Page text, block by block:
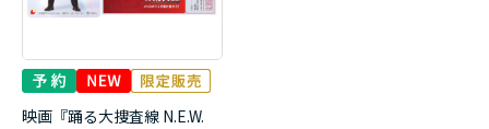
映画『踊る大捜査線 N.E.W.